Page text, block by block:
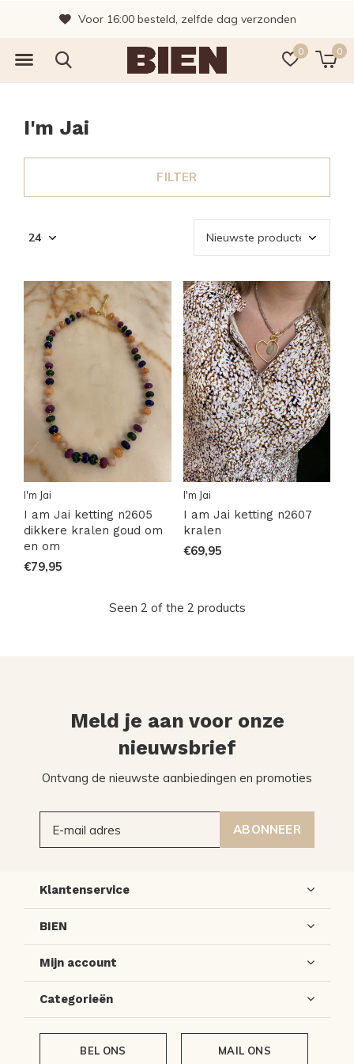
0 0
Voor 16:00 besteld, zelfde dag verzonden
I'm Jai
FILTER
I'm Jai
I am Jai ketting n2605
dikkere kralen goud om
en om
€79,95
I'm Jai
I am Jai ketting n2607
kralen
€69,95
Seen 2 of the 2 products
Meld je aan voor onze
nieuwsbrief
Ontvang de nieuwste aanbiedingen en promoties
ABONNEER
Klantenservice
BIEN
Mijn account
Categorieën
BEL ONS MAIL ONS